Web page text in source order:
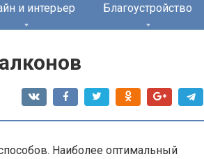
и интерьер Благоустройство
Наиболее оптимальный